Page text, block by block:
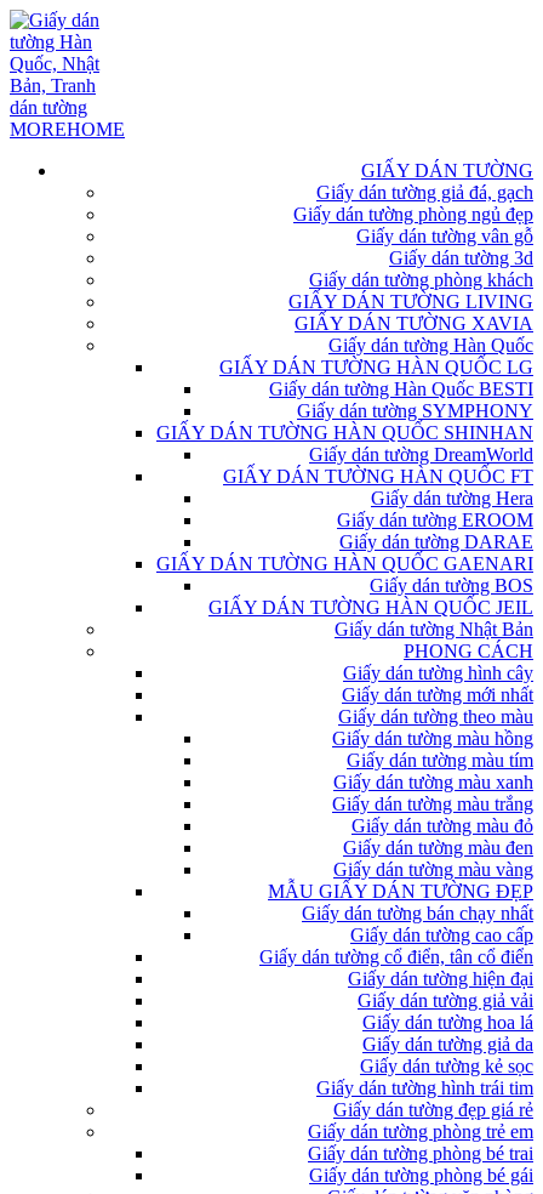
GIẤY DÁN TƯỜNG
Giấy dán tường giả đá, gạch
Giấy dán tường phòng ngủ đẹp
Giấy dán tường vân gỗ
Giấy dán tường 3d
Giấy dán tường phòng khách
GIẤY DÁN TƯỜNG LIVING
GIẤY DÁN TƯỜNG XAVIA
Giấy dán tường Hàn Quốc
GIẤY DÁN TƯỜNG HÀN QUỐC LG
Giấy dán tường Hàn Quốc BESTI
Giấy dán tường SYMPHONY
GIẤY DÁN TƯỜNG HÀN QUỐC SHINHAN
Giấy dán tường DreamWorld
GIẤY DÁN TƯỜNG HÀN QUỐC FT
Giấy dán tường Hera
Giấy dán tường EROOM
Giấy dán tường DARAE
GIẤY DÁN TƯỜNG HÀN QUỐC GAENARI
Giấy dán tường BOS
GIẤY DÁN TƯỜNG HÀN QUỐC JEIL
Giấy dán tường Nhật Bản
PHONG CÁCH
Giấy dán tường hình cây
Giấy dán tường mới nhất
Giấy dán tường theo màu
Giấy dán tường màu hồng
Giấy dán tường màu tím
Giấy dán tường màu xanh
Giấy dán tường màu trắng
Giấy dán tường màu đỏ
Giấy dán tường màu đen
Giấy dán tường màu vàng
MẪU GIẤY DÁN TƯỜNG ĐẸP
Giấy dán tường bán chạy nhất
Giấy dán tường cao cấp
Giấy dán tường cổ điển, tân cổ điển
Giấy dán tường hiện đại
Giấy dán tường giả vải
Giấy dán tường hoa lá
Giấy dán tường giả da
Giấy dán tường kẻ sọc
Giấy dán tường hình trái tim
Giấy dán tường đẹp giá rẻ
Giấy dán tường phòng trẻ em
Giấy dán tường phòng bé trai
Giấy dán tường phòng bé gái